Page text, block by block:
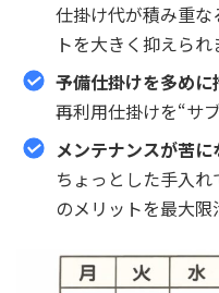
仕掛け代が積み重
トを大きく抑えられ
予備仕掛けを多めに
再利用仕掛けを“サ
メンテナンスが苦
ちょっとした手入
のメリットを最大限